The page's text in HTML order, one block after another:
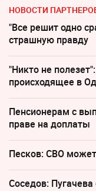
НОВОСТИ
"Все решит одно
страшную правду
"Никто не
происходящее в
Пенсионерам с
праве на доплаты
Песков: СВО
Соседов: